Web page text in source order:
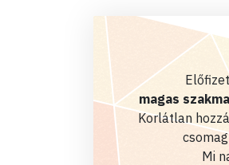
magas
Korlátlan
Mi